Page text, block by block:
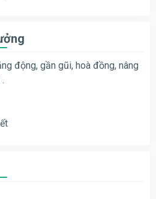
động, gần gũi, hoà đồng, nâng